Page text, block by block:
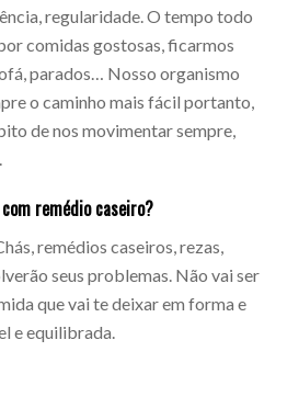
regularidade. O tempo todo
comidas gostosas, ficarmos
parados… Nosso organismo
o caminho mais fácil portanto,
de nos movimentar sempre,
remédio caseiro?
remédios caseiros, rezas,
seus problemas. Não vai ser
que vai te deixar em forma e
e equilibrada.